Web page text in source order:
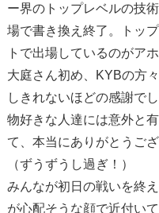
ー界のトップレベルの技
場で書き換え終了。トッ
トで出場しているのがア
大庭さん初め、KYBの方
しきれないほどの感謝で
物好きな人達には意外と
て、本当にありがとうご
（ずうずうし過ぎ！）
みんなが初日の戦いを終
が心配そうな顔で近付い